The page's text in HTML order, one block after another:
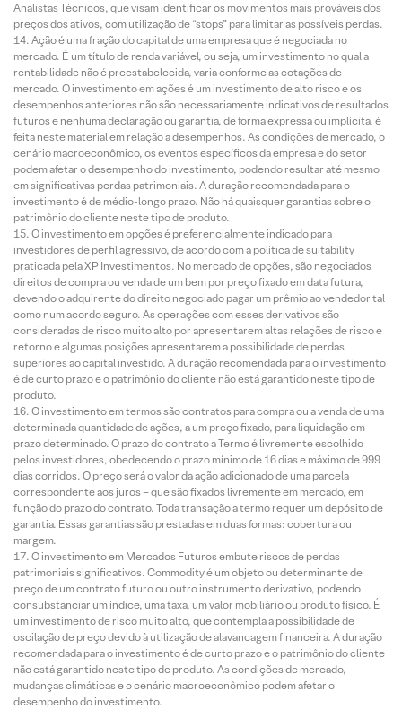
Analistas Técnicos, que visam identificar os movimentos mais prováveis dos
preços dos ativos, com utilização de “stops” para limitar as possíveis perdas.
Ação é uma fração do capital de uma empresa que é negociada no
mercado. É um título de renda variável, ou seja, um investimento no qual a
rentabilidade não é preestabelecida, varia conforme as cotações de
mercado. O investimento em ações é um investimento de alto risco e os
desempenhos anteriores não são necessariamente indicativos de resultados
futuros e nenhuma declaração ou garantia, de forma expressa ou implícita, é
feita neste material em relação a desempenhos. As condições de mercado, o
cenário macroeconômico, os eventos específicos da empresa e do setor
podem afetar o desempenho do investimento, podendo resultar até mesmo
em significativas perdas patrimoniais. A duração recomendada para o
investimento é de médio-longo prazo. Não há quaisquer garantias sobre o
patrimônio do cliente neste tipo de produto.
O investimento em opções é preferencialmente indicado para
investidores de perfil agressivo, de acordo com a política de suitability
praticada pela XP Investimentos. No mercado de opções, são negociados
direitos de compra ou venda de um bem por preço fixado em data futura,
devendo o adquirente do direito negociado pagar um prêmio ao vendedor tal
como num acordo seguro. As operações com esses derivativos são
consideradas de risco muito alto por apresentarem altas relações de risco e
retorno e algumas posições apresentarem a possibilidade de perdas
superiores ao capital investido. A duração recomendada para o investimento
é de curto prazo e o patrimônio do cliente não está garantido neste tipo de
produto.
O investimento em termos são contratos para compra ou a venda de uma
determinada quantidade de ações, a um preço fixado, para liquidação em
prazo determinado. O prazo do contrato a Termo é livremente escolhido
pelos investidores, obedecendo o prazo mínimo de 16 dias e máximo de 999
dias corridos. O preço será o valor da ação adicionado de uma parcela
correspondente aos juros – que são fixados livremente em mercado, em
função do prazo do contrato. Toda transação a termo requer um depósito de
garantia. Essas garantias são prestadas em duas formas: cobertura ou
margem.
O investimento em Mercados Futuros embute riscos de perdas
patrimoniais significativos. Commodity é um objeto ou determinante de
preço de um contrato futuro ou outro instrumento derivativo, podendo
consubstanciar um índice, uma taxa, um valor mobiliário ou produto físico. É
um investimento de risco muito alto, que contempla a possibilidade de
oscilação de preço devido à utilização de alavancagem financeira. A duração
recomendada para o investimento é de curto prazo e o patrimônio do cliente
não está garantido neste tipo de produto. As condições de mercado,
mudanças climáticas e o cenário macroeconômico podem afetar o
desempenho do investimento.